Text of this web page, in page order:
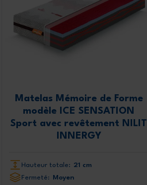
Matelas Mémoire de Forme
modèle ICE SENSATION
Sport avec revêtement NILIT
INNERGY
Hauteur totale: 21 cm
Fermeté: Moyen